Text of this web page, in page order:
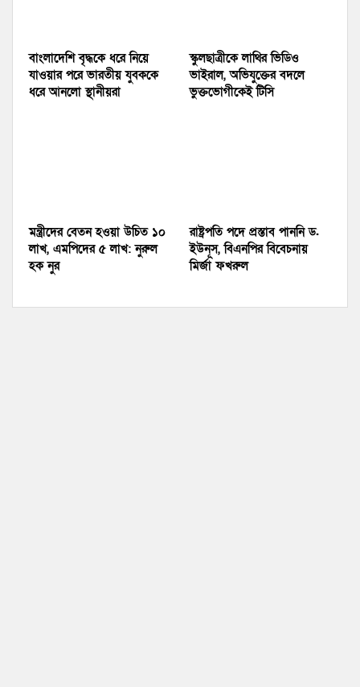
বাংলাদেশি বৃদ্ধকে ধরে নিয়ে
যাওয়ার পরে ভারতীয় যুবককে
ধরে আনলো স্থানীয়রা
স্কুলছাত্রীকে লাথির ভিডিও
ভাইরাল, অভিযুক্তের বদলে
ভুক্তভোগীকেই টিসি
মন্ত্রীদের বেতন হওয়া উচিত ১০
লাখ, এমপিদের ৫ লাখ: নুরুল
হক নুর
রাষ্ট্রপতি পদে প্রস্তাব পাননি ড.
ইউনূস, বিএনপির বিবেচনায়
মির্জা ফখরুল